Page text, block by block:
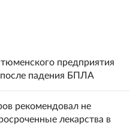
предприятия
падения БПЛА
рекомендовал не
лекарства в